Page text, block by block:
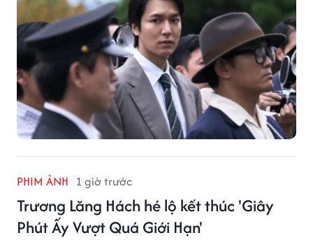
PHIM ẢNH 1 giờ trước
Trương Lăng Hách hé lộ kết thúc 'Giây
Phút Ấy Vượt Quá Giới Hạn'